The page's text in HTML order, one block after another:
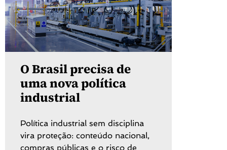
O Brasil precisa de
uma nova política
industrial
Política industrial sem disciplina
vira proteção: conteúdo nacional,
compras públicas e o risco de